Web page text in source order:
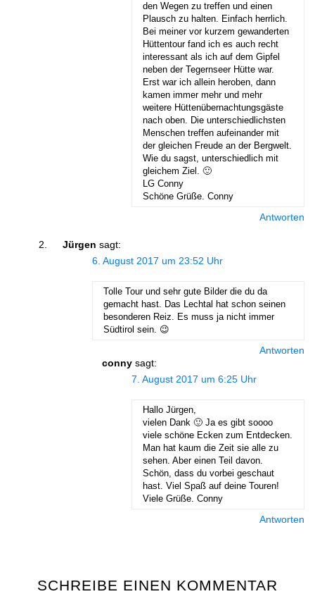
den Wegen zu treffen und einen
Plausch zu halten. Einfach herrlich.
Bei meiner vor kurzem gewanderten
Hüttentour fand ich es auch recht
interessant als ich auf dem Gipfel
neben der Tegernseer Hütte war.
Erst war ich allein heroben, dann
kamen immer mehr und mehr
weitere Hüttenübernachtungsgäste
nach oben. Die unterschiedlichsten
Menschen treffen aufeinander mit
der gleichen Freude an der Bergwelt.
Wie du sagst, unterschiedlich mit
gleichem Ziel. 🙂
LG Conny
Schöne Grüße. Conny
Antworten
Jürgen sagt:
6. August 2017 um 23:52 Uhr
Tolle Tour und sehr gute Bilder die du da
gemacht hast. Das Lechtal hat schon seinen
besonderen Reiz. Es muss ja nicht immer
Südtirol sein. 😉
Antworten
conny sagt:
7. August 2017 um 6:25 Uhr
Hallo Jürgen,
vielen Dank 🙂 Ja es gibt soooo
viele schöne Ecken zum Entdecken.
Man hat kaum die Zeit sie alle zu
sehen. Aber einen Teil davon.
Schön, dass du vorbei geschaut
hast. Viel Spaß auf deine Touren!
Viele Grüße. Conny
Antworten
SCHREIBE EINEN KOMMENTAR